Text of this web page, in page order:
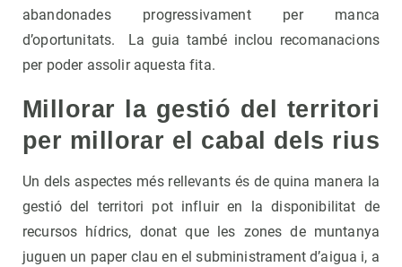
abandonades progressivament per manca
d’oportunitats. La guia també inclou recomanacions
per poder assolir aquesta fita.
Millorar la gestió del territori
per millorar el cabal dels rius
Un dels aspectes més rellevants és de quina manera la
gestió del territori pot influir en la disponibilitat de
recursos hídrics, donat que les zones de muntanya
juguen un paper clau en el subministrament d’aigua i, a